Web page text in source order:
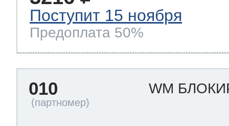
Поступит 15 ноября
Предоплата 50%
010 WM